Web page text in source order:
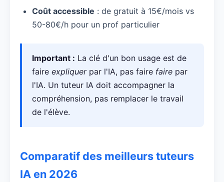
Coût accessible : de gratuit à 15€/mois vs
50-80€/h pour un prof particulier
Important : La clé d'un bon usage est de
faire expliquerpar l'IA, pas faire faire par
l'IA. Un tuteur IA doit accompagner la
compréhension, pas remplacer le travail
de l'élève.
Comparatif des meilleurs tuteurs
IA en 2026